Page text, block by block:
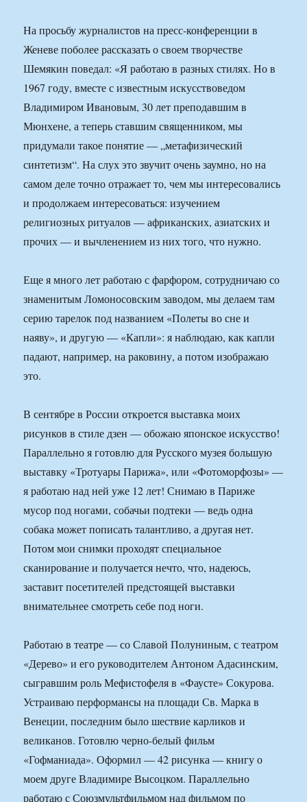
На просьбу журналистов на пресс-конференции в
Женеве поболее рассказать о своем творчестве
Шемякин поведал: «Я работаю в разных стилях. Но в
1967 году, вместе с известным искусствоведом
Владимиром Ивановым, 30 лет преподавшим в
Мюнхене, а теперь ставшим священником, мы
придумали такое понятие — „метафизический
синтетизм“. На слух это звучит очень заумно, но на
самом деле точно отражает то, чем мы интересовались
и продолжаем интересоваться: изучением
религиозных ритуалов — африканских, азиатских и
прочих — и вычленением из них того, что нужно.
Еще я много лет работаю с фарфором, сотрудничаю со
знаменитым Ломоносовским заводом, мы делаем там
серию тарелок под названием «Полеты во сне и
наяву», и другую — «Капли»: я наблюдаю, как капли
падают, например, на раковину, а потом изображаю
это.
В сентябре в России откроется выставка моих
рисунков в стиле дзен — обожаю японское искусство!
Параллельно я готовлю для Русского музея большую
выставку «Тротуары Парижа», или «Фотоморфозы» —
я работаю над ней уже 12 лет! Снимаю в Париже
мусор под ногами, собачьи подтеки — ведь одна
собака может пописать талантливо, а другая нет.
Потом мои снимки проходят специальное
сканирование и получается нечто, что, надеюсь,
заставит посетителей предстоящей выставки
внимательнее смотреть себе под ноги.
Работаю в театре — со Славой Полуниным, с театром
«Дерево» и его руководителем Антоном Адасинским,
сыгравшим роль Мефистофеля в «Фаусте» Сокурова.
Устраиваю перформансы на площади Св. Марка в
Венеции, последним было шествие карликов и
великанов. Готовлю черно-белый фильм
«Гофманиада». Оформил — 42 рисунка — книгу о
моем друге Владимире Высоцком. Параллельно
работаю с Союзмультфильмом над фильмом по